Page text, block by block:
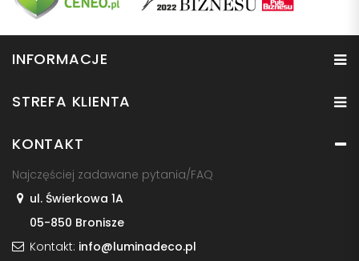
INFORMACJE
STREFA KLIENTA
KONTAKT
Najczęściej zadawane pytania/FAQ
ul. Świerkowa 1A
05-850 Bronisze
Kontakt: info@luminadeco.pl